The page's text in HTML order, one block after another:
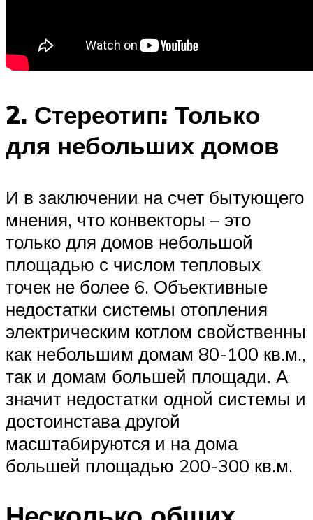
2. Стереотип: Только
для небольших домов
И в заключении на счет бытующего
мнения, что конвекторы – это
только для домов небольшой
площадью с числом тепловых
точек не более 6. Объективные
недостатки системы отопления
электрическим котлом свойственны
как небольшим домам 80-100 кв.м.,
так и домам большей площади. А
значит недостатки одной системы и
достоинстава другой
масштабируются и на дома
большей площадью 200-300 кв.м.